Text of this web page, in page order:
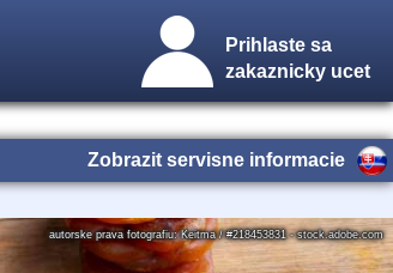
Prihlaste sa
zakaznicky ucet
Zobrazit servisne informacie
autorske prava fotografiu: Keitma / #218453831 - stock.adobe.com